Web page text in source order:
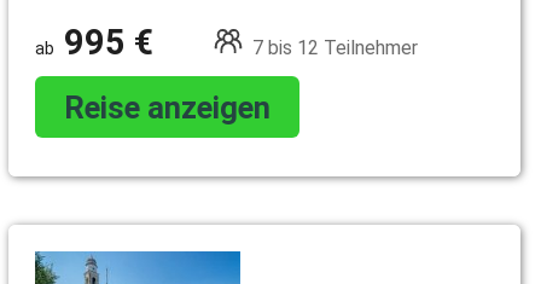
995 € 7 bis 12 Teilnehmer
Reise anzeigen